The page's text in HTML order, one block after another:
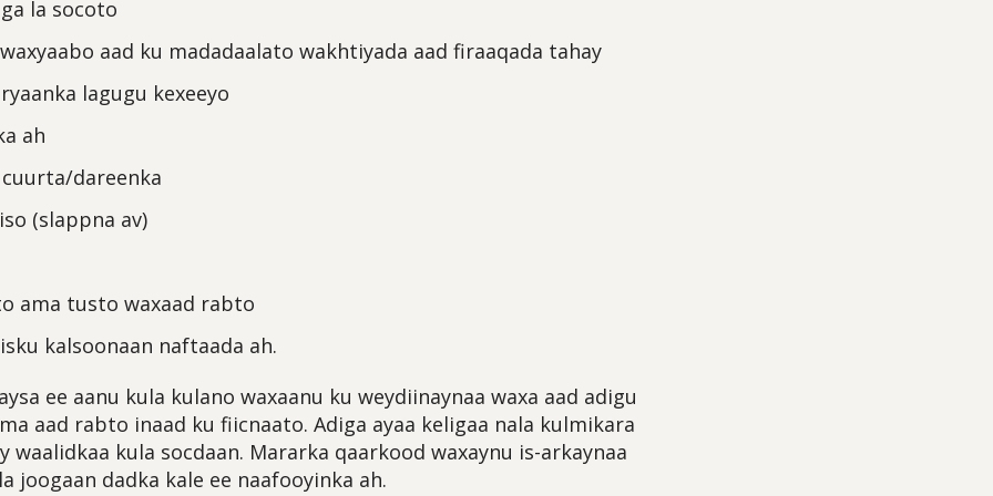
la socoto
aad ku madadaalato wakhtiyada aad firaaqada tahay
lagugu kexeeyo
ah
dareenka
(slappna av)
ama tusto waxaad rabto
kalsoonaan naftaada ah.
ee aanu kula kulano waxaanu ku weydiinaynaa waxa aad adigu
aad rabto inaad ku fiicnaato. Adiga ayaa keligaa nala kulmikara
waalidkaa kula socdaan. Mararka qaarkood waxaynu is-arkaynaa
joogaan dadka kale ee naafooyinka ah.